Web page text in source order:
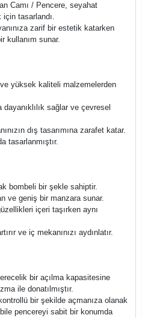
Camı / Pencere, seyahat
tasarlandı.
zarif bir estetik katarken
kullanım sunar.
yüksek kaliteli malzemelerden
dayanıklılık sağlar ve çevresel
dış tasarımına zarafet katar.
tasarlanmıştır.
bombeli bir şekle sahiptir.
ve geniş bir manzara sunar.
içeri taşırken aynı
ve iç mekanınızı aydınlatır.
bir açılma kapasitesine
ile donatılmıştır.
bir şekilde açmanıza olanak
pencereyi sabit bir konumda